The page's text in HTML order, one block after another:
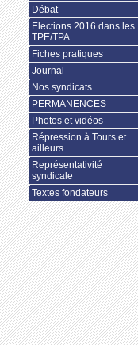
Débat
Elections 2016 dans les
TPE/TPA
Fiches pratiques
Journal
Nos syndicats
PERMANENCES
Photos et vidéos
Répression à Tours et
ailleurs.
Représentativité
syndicale
Textes fondateurs